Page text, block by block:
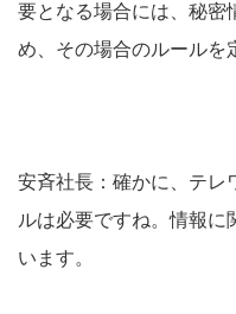
要となる場合には、秘密
め、その場合のルールを
安斉社長：確かに、テレ
ルは必要ですね。情報に
います。